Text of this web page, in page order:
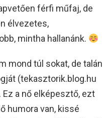
férfi műfaj, de
élvezetes,
mintha hallanánk.
mond túl sokat, de talán
(tekasztorik.blog.hu
a nő elképesztő, ezt
humora van, kissé